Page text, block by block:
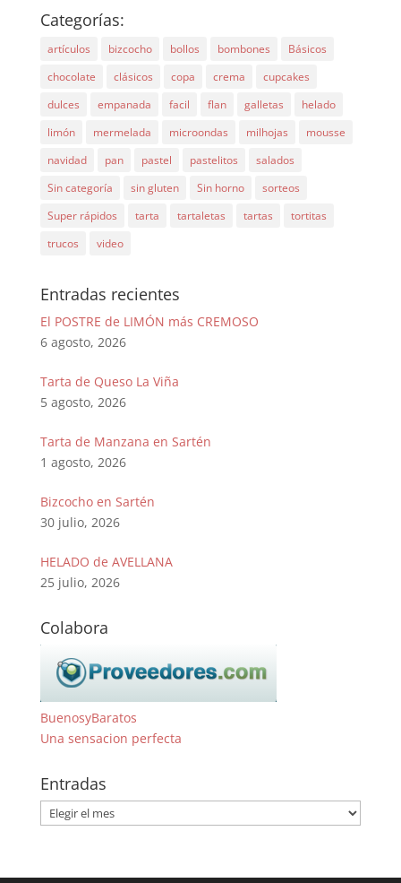
Categorías:
artículos bizcocho bollos bombones
Básicos
chocolate
clásicos copa crema
cupcakes
dulces
empanada facil flan galletas
helado
limón
mermelada microondas milhojas
mousse
navidad
pan pastel pastelitos
salados
Sin categoría
sin gluten Sin horno
sorteos
Super rápidos
tarta tartaletas tartas
tortitas
trucos
video
Entradas recientes
El POSTRE de LIMÓN más CREMOSO
6 agosto, 2026
Tarta de Queso La Viña
5 agosto, 2026
Tarta de Manzana en Sartén
1 agosto, 2026
Bizcocho en Sartén
30 julio, 2026
HELADO de AVELLANA
25 julio, 2026
Colabora
BuenosyBaratos
Una sensacion perfecta
Entradas
Entradas